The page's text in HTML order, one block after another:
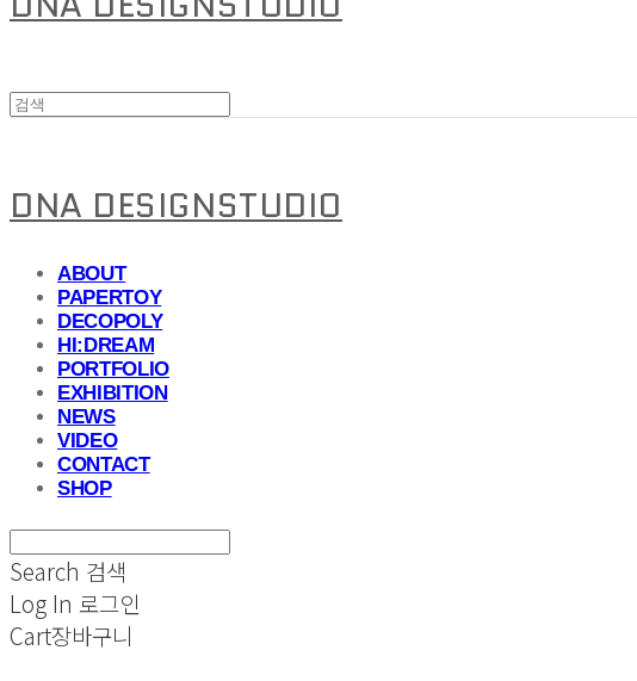
DNA DESIGNSTUDIO
ABOUT
PAPERTOY
DECOPOLY
HI:DREAM
PORTFOLIO
EXHIBITION
NEWS
VIDEO
CONTACT
SHOP
Search 검색
Log In 로그인
Cart장바구니